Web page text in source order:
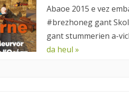
Abaoe 2015 e vez
#brezhoneg gant
gant stummerien a-
da heul »